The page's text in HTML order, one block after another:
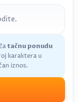
tačnu ponudu
karaktera u
iznos.